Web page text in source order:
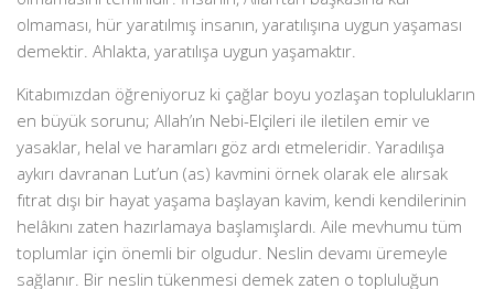
olmaması, hür yaratılmış insanın, yaratılışına uygun yaşaması
demektir. Ahlakta, yaratılışa uygun yaşamaktır.
Kitabımızdan öğreniyoruz ki çağlar boyu yozlaşan toplulukların
en büyük sorunu; Allah’ın Nebi-Elçileri ile iletilen emir ve
yasaklar, helal ve haramları göz ardı etmeleridir. Yaradılışa
aykırı davranan Lut’un (as) kavmini örnek olarak ele alırsak
fıtrat dışı bir hayat yaşama başlayan kavim, kendi kendilerinin
helâkını zaten hazırlamaya başlamışlardı. Aile mevhumu tüm
toplumlar için önemli bir olgudur. Neslin devamı üremeyle
sağlanır. Bir neslin tükenmesi demek zaten o topluluğun